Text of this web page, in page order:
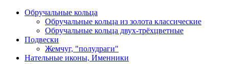
Обручальные кольца
Обручальные кольца из золота классические
Обручальные кольца двух-трёхцветные
Подвески
Жемчуг, "полудраги"
Нательные иконы, Именники